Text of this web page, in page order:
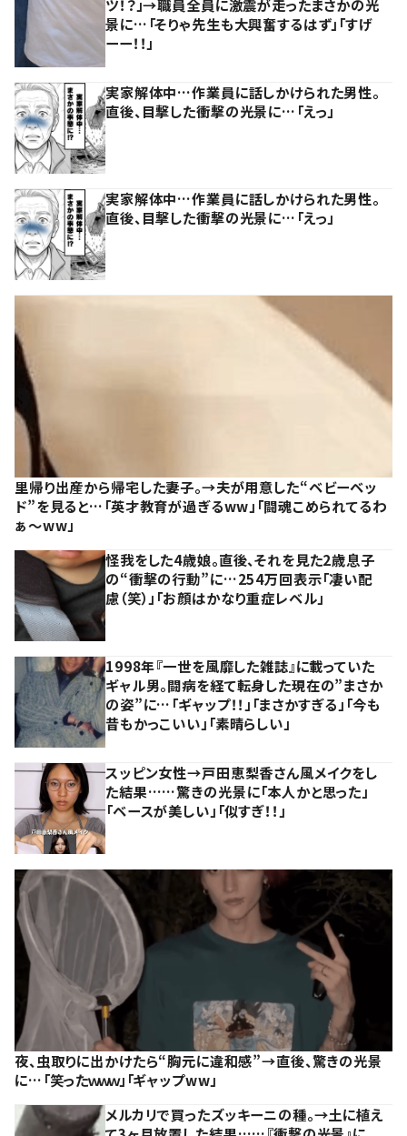
ツ！？」→職員全員に激震が走ったまさかの光
景に…「そりゃ先生も大興奮するはず」「すげ
ーー！！」
実家解体中…作業員に話しかけられた男性。
直後、目撃した衝撃の光景に…「えっ」
実家解体中…作業員に話しかけられた男性。
直後、目撃した衝撃の光景に…「えっ」
里帰り出産から帰宅した妻子。→夫が用意した“ベビーベッ
ド”を見ると…「英才教育が過ぎるww」「闘魂こめられてるわ
ぁ～ww」
怪我をした4歳娘。直後、それを見た2歳息子
の“衝撃の行動”に…254万回表示「凄い配
慮（笑）」「お顔はかなり重症レベル」
1998年『一世を風靡した雑誌』に載っていた
ギャル男。闘病を経て転身した現在の”まさか
の姿”に…「ギャップ！！」「まさかすぎる」「今も
昔もかっこいい」「素晴らしい」
スッピン女性→戸田恵梨香さん風メイクをし
た結果……驚きの光景に「本人かと思った」
「ベースが美しい」「似すぎ！！」
夜、虫取りに出かけたら“胸元に違和感”→直後、驚きの光景
に…「笑ったｗｗｗ」「ギャップww」
メルカリで買ったズッキーニの種。→土に植え